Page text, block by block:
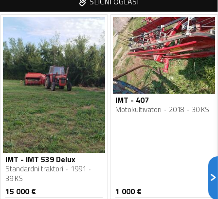
IMT - IMT 539 Delux
Standardni traktori
1991
39 KS
15 000€
IMT - 407
Motokultivatori 2018 30 KS
1 000€